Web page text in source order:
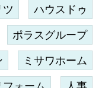
ツ ハウスドゥ
ポラスグループ
ミサワホーム